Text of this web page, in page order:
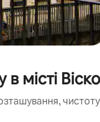
місті